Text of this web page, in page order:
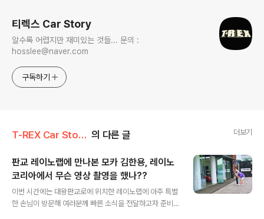
티렉스 Car Story
알수록 어렵지만 재미있는 것들... 문의 :
hosslee@naver.com
구독하기
T-REX Car Story/Car 시장&업계이야기 의 다른 글 더보기
판교 레이노랩에 만나본 모카 김한용, 레이노
코리아에서 무슨 영상 촬영을 했나??
이번 시간에는 대왕판교로에 위치한 레이노랩에 아주 특별
한 손님이 방문해 여러분께 빠른 소식을 전달하고자 준비